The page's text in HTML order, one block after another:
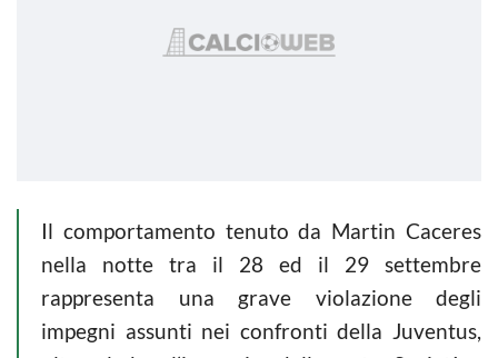
Il comportamento tenuto da Martin Caceres
nella notte tra il 28 ed il 29 settembre
rappresenta una grave violazione degli
impegni assunti nei confronti della Juventus,